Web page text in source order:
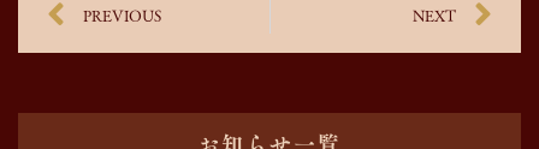
PREVIOUS NEXT